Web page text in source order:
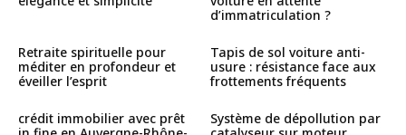
d’immatriculation ?
Retraite spirituelle pour
méditer en profondeur et
éveiller l’esprit
Tapis de sol voiture anti-
usure : résistance face aux
frottements fréquents
crédit immobilier avec prêt
Système de dépollution par